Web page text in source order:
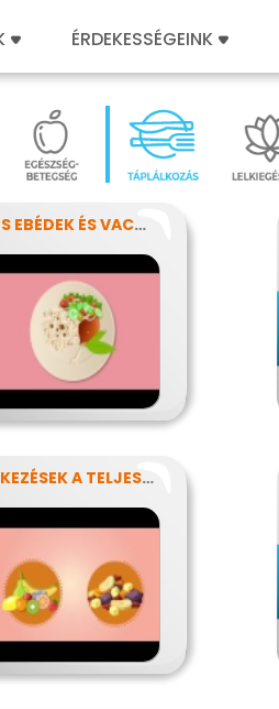
ÉRDEKESSÉGEINK
SZÍNES EBÉDEK ÉS VACSORÁK
KISÉTKEZÉSEK A TELJESÍTMÉNYÉRT